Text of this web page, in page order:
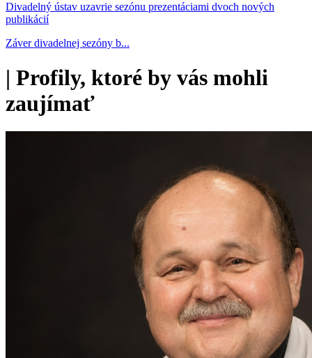
Divadelný ústav uzavrie sezónu prezentáciami dvoch nových
publikácií
Záver divadelnej sezóny b...
| Profily, ktoré by vás mohli
zaujímať